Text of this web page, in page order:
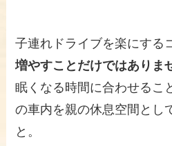
子連れドライブを楽にする
増やすことだけではありま
眠くなる時間に合わせるこ
の車内を親の休息空間とし
と。